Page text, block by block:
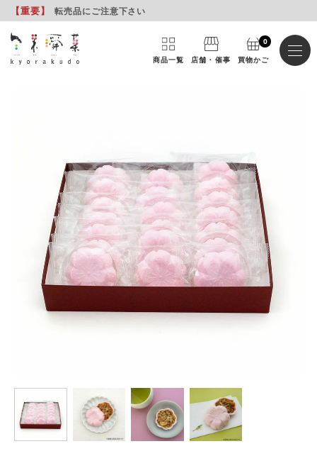
【重要】 転売品にご注意下さい
商品一覧 店舗・催事 買物かご
0